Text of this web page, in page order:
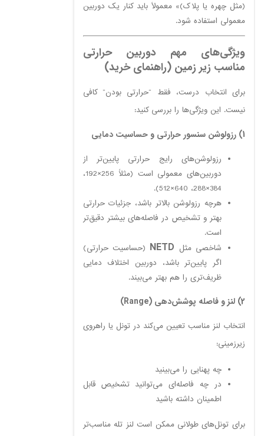
(مثل چهره یا پلاک)» معمولاً باید کنار یک دوربین
معمولی استفاده شود.
ویژگی‌های مهم دوربین حرارتی
مناسب زیر زمین (راهنمای خرید)
برای انتخاب درست، فقط “حرارتی بودن” کافی
نیست. این ویژگی‌ها را بررسی کنید:
1) رزولوشن سنسور حرارتی و حساسیت دمایی
رزولوشن‌های رایج حرارتی پایین‌تر از
دوربین‌های معمولی است (مثلاً 256×192،
384×288، 640×512).
هرچه رزولوشن بالاتر باشد، جزئیات حرارتی
بهتر و تشخیص در فاصله‌های بیشتر دقیق‌تر
است.
شاخصی مثل NETD (حساسیت حرارتی)
اگر پایین‌تر باشد، دوربین اختلاف دمایی
ظریف‌تری را هم بهتر می‌بیند.
2) لنز و فاصله پوشش‌دهی (Range)
انتخاب لنز مناسب تعیین می‌کند در تونل یا راهروی
زیرزمینی:
چه پهنایی را می‌بینید
در چه فاصله‌ای می‌توانید تشخیص قابل
اطمینان داشته باشید
برای تونل‌های طولانی ممکن است لنز تله مناسب‌تر